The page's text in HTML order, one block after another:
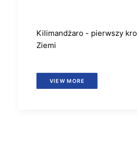
Kilimandżaro - pierwszy
Ziemi
VIEW MORE